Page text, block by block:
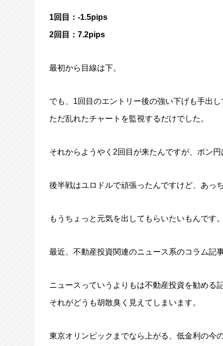
1回目：-1.5pips
2回目：7.2pips
最初から目線は下。
でも、1回目のエントリー後の強い下げも手出
ただ乱れたチャートを監視するだけでした。
それからようやく2回目が来たんですが、ポン
後半戦はユロドルで頑張ったんですけど、あっ
もうちょっと元気を出してもらいたいもんです
最近、不動産投資関連のニュース系のコラム記
ニュースっていうよりもは不動産投資を勧める
それがどうも胡散臭く見えてしまいます。
東京オリンピックまでなら上がる、低金利の今